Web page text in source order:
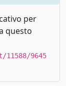
per
questo
9645